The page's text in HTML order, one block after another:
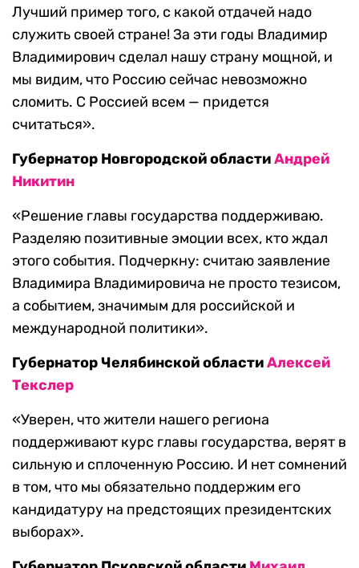
Лучший пример того, с какой отдачей надо
служить своей стране! За эти годы Владимир
Владимирович сделал нашу страну мощной, и
мы видим, что Россию сейчас невозможно
сломить. С Россией всем — придется
считаться».
Губернатор Новгородской областиАндрей
Никитин
«Решение главы государства поддерживаю.
Разделяю позитивные эмоции всех, кто ждал
этого события. Подчеркну: считаю заявление
Владимира Владимировича не просто тезисом,
а событием, значимым для российской и
международной политики».
Губернатор Челябинской областиАлексей
Текслер
«Уверен, что жители нашего региона
поддерживают курс главы государства, верят в
сильную и сплоченную Россию. И нет сомнений
в том, что мы обязательно поддержим его
кандидатуру на предстоящих президентских
выборах».